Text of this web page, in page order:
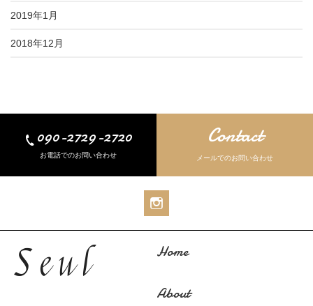
2019年1月
2018年12月
090-2729-2720
お電話でのお問い合わせ
Contact
メールでのお問い合わせ
Home
About